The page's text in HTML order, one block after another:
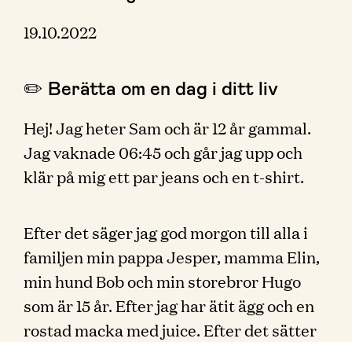
19.10.2022
✏️ Berätta om en dag i ditt liv
Hej! Jag heter Sam och är 12 år gammal.
Jag vaknade 06:45 och går jag upp och
klär på mig ett par jeans och en t-shirt.
Efter det säger jag god morgon till alla i
familjen min pappa Jesper, mamma Elin,
min hund Bob och min storebror Hugo
som är 15 år. Efter jag har ätit ägg och en
rostad macka med juice. Efter det sätter